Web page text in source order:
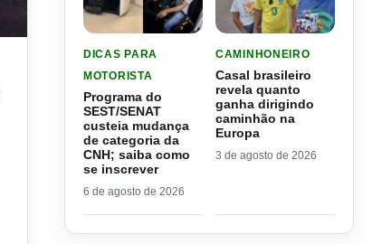
DICAS PARA
MOTORISTA
Programa do
SEST/SENAT
custeia mudança
de categoria da
CNH; saiba como
se inscrever
6 de agosto de 2026
CAMINHONEIRO
Casal brasileiro
revela quanto
ganha dirigindo
caminhão na
Europa
3 de agosto de 2026